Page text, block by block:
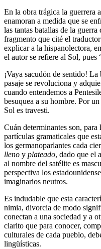
En la obra trágica la guerrera
enamoran a medida que se
las tantas batallas de la
fragmento que cité el
explicar a la hispanolectora,
el autor se refiere al Sol, pues
¡Vaya sacudón de sentido!
pasaje se revoluciona y
cuando entendemos a
besuquea a su hombre. Por
Sol es travesti.
Cuán determinantes son,
partículas gramaticales que
los germanoparlantes cada
lleno y plateado, dado que el
al nombre del satélite es
perspectiva los
imaginarios neutros.
Es indudable que esta
nimia, divorcia de modo
conectan a una sociedad y a
clarito que para conocer,
culturales de cada pueblo,
lingüísticas.